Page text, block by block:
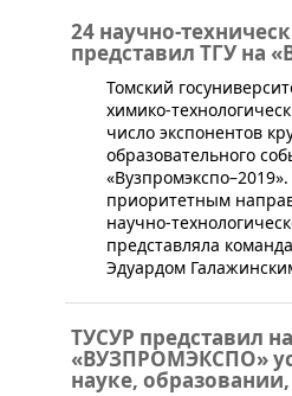
24 научно-
представил ТГУ на
​Томский
химико-
число экспонентов
образовательного
приоритетным
научно-
представляла
Эдуардом
ТУСУР представил на
«ВУЗПРОМЭКСПО»
науке,